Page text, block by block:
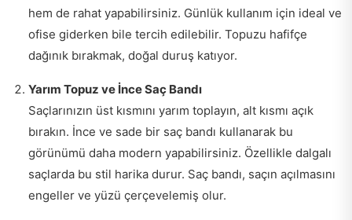
hem de rahat yapabilirsiniz. Günlük kullanım için ideal ve
ofise giderken bile tercih edilebilir. Topuzu hafifçe
dağınık bırakmak, doğal duruş katıyor.
Yarım Topuz ve İnce Saç Bandı
Saçlarınızın üst kısmını yarım toplayın, alt kısmı açık
bırakın. İnce ve sade bir saç bandı kullanarak bu
görünümü daha modern yapabilirsiniz. Özellikle dalgalı
saçlarda bu stil harika durur. Saç bandı, saçın açılmasını
engeller ve yüzü çerçevelemiş olur.